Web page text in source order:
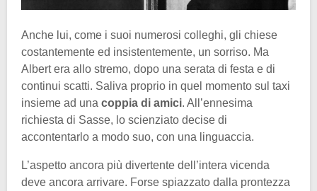
Anche lui, come i suoi numerosi colleghi, gli chiese
costantemente ed insistentemente, un sorriso. Ma
Albert era allo stremo, dopo una serata di festa e di
continui scatti. Saliva proprio in quel momento sul taxi
insieme ad una coppia di amici. All’ennesima
richiesta di Sasse, lo scienziato decise di
accontentarlo a modo suo, con una linguaccia.
L’aspetto ancora più divertente dell’intera vicenda
deve ancora arrivare. Forse spiazzato dalla prontezza